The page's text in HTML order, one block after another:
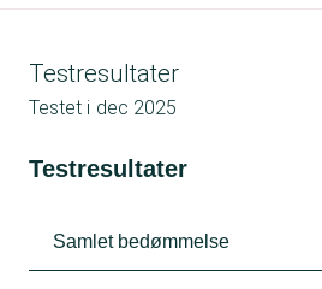
Testresultater
Testet i dec 2025
Testresultater
Samlet bedømmelse